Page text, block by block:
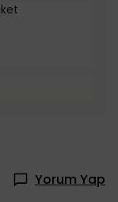
Yorum Yap